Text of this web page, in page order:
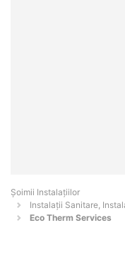
Şoimii Instalaţiilor
Instalații Sanitare,
Eco Therm Services